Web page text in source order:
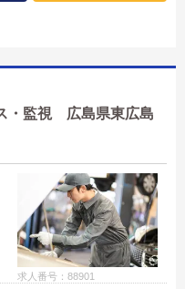
・監視 広島県東広島
求人番号：88901